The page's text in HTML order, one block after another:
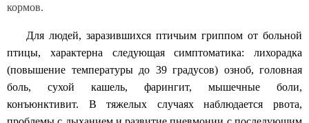
кормов.
Для людей, заразившихся птичьим гриппом от больной
птицы, характерна следующая симптоматика: лихорадка
(повышение температуры до 39 градусов) озноб, головная
боль, сухой кашель, фарингит, мышечные боли,
конъюнктивит. В тяжелых случаях наблюдается рвота,